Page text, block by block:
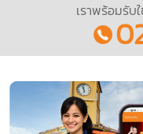
เราพร้อมรั